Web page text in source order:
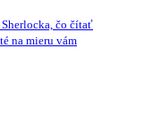
Sherlocka, čo čítať
na mieru vám